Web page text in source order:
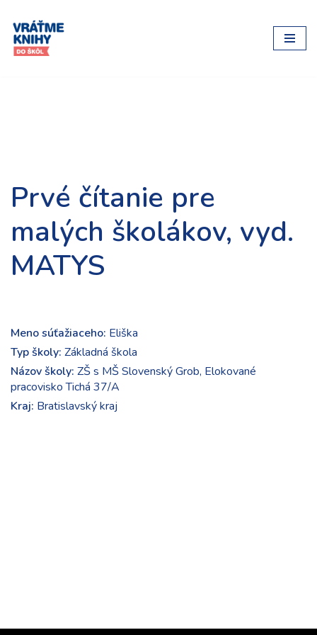
Preskočiť
na
Prvé čítanie pre
malých školákov, vyd.
MATYS
Meno súťažiaceho: Eliška
Typ školy: Základná škola
Názov školy: ZŠ s MŠ Slovenský Grob, Elokované
pracovisko Tichá 37/A
Kraj: Bratislavský kraj